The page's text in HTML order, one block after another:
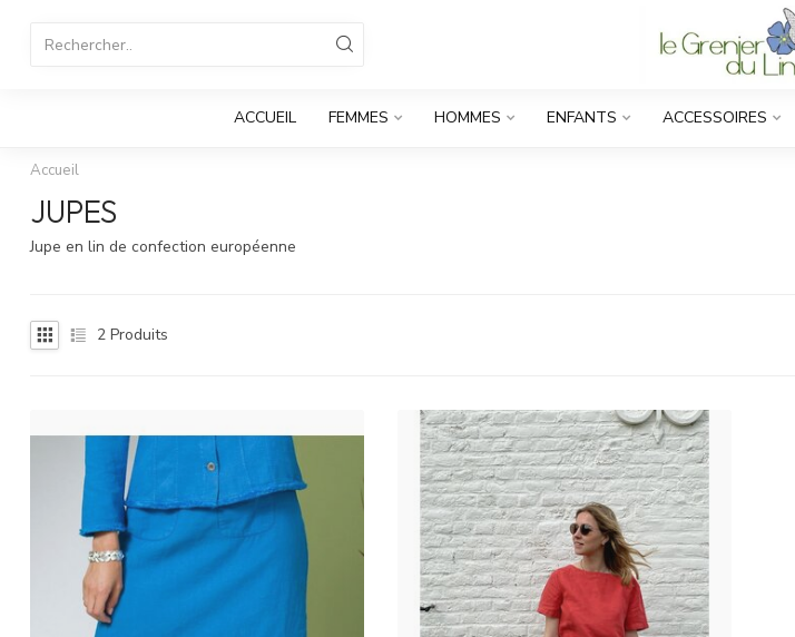
ACCUEIL FEMMES HOMMES ENFANTS ACCESSOIRES
Accueil
JUPES
Jupe en lin de confection européenne
2 Produits